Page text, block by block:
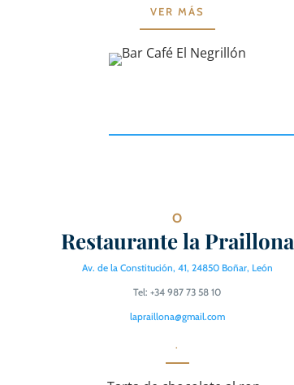
VER MÁS
O
Restaurante la Praillona
Av. de la Constitución, 41, 24850 Boñar, León
Tel: +34 987 73 58 10
lapraillona@gmail.com
.